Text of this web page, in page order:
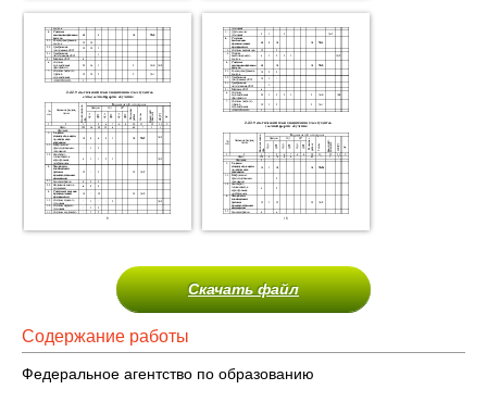
Скачать файл
Содержание работы
Федеральное агентство по образованию